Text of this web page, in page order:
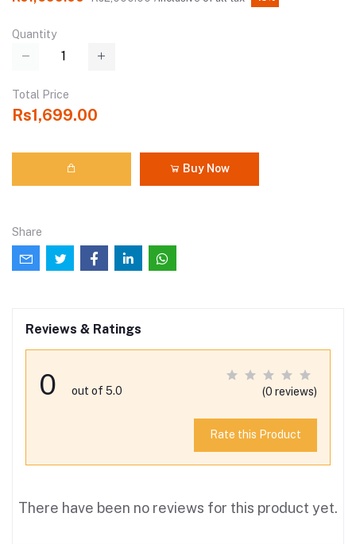
Quantity
Total Price
Rs1,699.00
Buy Now
Share
Reviews & Ratings
0 out of 5.0 (0 reviews)
Rate this Product
There have been no reviews for this product yet.